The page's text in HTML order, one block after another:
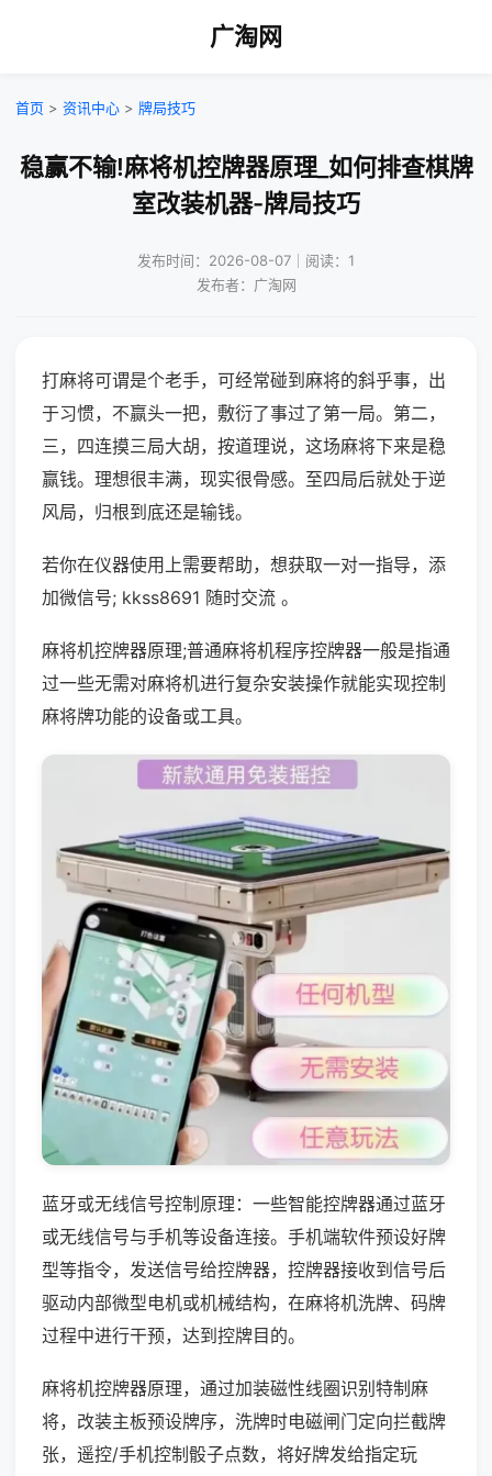
广淘网
首页 > 资讯中心 > 牌局技巧
稳赢不输!麻将机控牌器原理_如何排查棋牌
室改装机器-牌局技巧
发布时间：2026-08-07｜阅读：1
发布者：广淘网
打麻将可谓是个老手，可经常碰到麻将的斜乎事，出
于习惯，不赢头一把，敷衍了事过了第一局。第二，
三，四连摸三局大胡，按道理说，这场麻将下来是稳
赢钱。理想很丰满，现实很骨感。至四局后就处于逆
风局，归根到底还是输钱。
若你在仪器使用上需要帮助，想获取一对一指导，添
加微信号; kkss8691 随时交流 。
麻将机控牌器原理;普通麻将机程序控牌器一般是指通
过一些无需对麻将机进行复杂安装操作就能实现控制
麻将牌功能的设备或工具。
蓝牙或无线信号控制原理：一些智能控牌器通过蓝牙
或无线信号与手机等设备连接。手机端软件预设好牌
型等指令，发送信号给控牌器，控牌器接收到信号后
驱动内部微型电机或机械结构，在麻将机洗牌、码牌
过程中进行干预，达到控牌目的。
麻将机控牌器原理，通过加装磁性线圈识别特制麻
将，改装主板预设牌序，洗牌时电磁闸门定向拦截牌
张，遥控/手机控制骰子点数，将好牌发给指定玩